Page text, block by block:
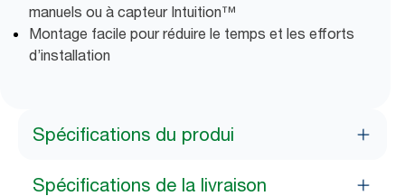
manuels ou à capteur Intuition™
Montage facile pour réduire le temps et les efforts
d’installation
Spécifications du produi
Spécifications de la livraison